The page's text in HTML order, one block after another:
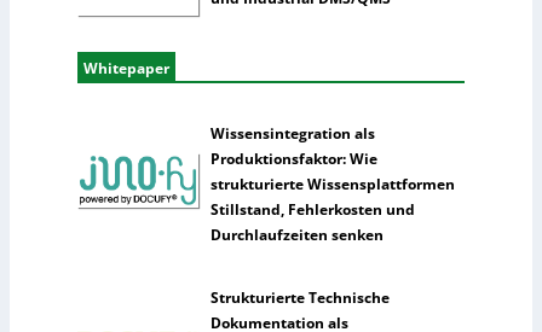
Whitepaper
Wissensintegration als
Produktionsfaktor: Wie
strukturierte Wissensplattformen
Stillstand, Fehlerkosten und
Durchlaufzeiten senken
Strukturierte Technische
Dokumentation als